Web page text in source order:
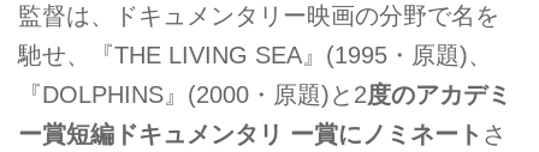
監督は、ドキュメンタリー映画の分野で名を
馳せ、『THE LIVING SEA』(1995・原題)、
『DOLPHINS』(2000・原題)と2度のアカデミ
ー賞短編ドキュメンタリ ー賞にノミネート さ